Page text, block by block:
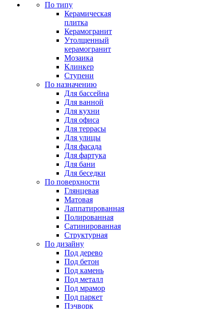
По типу
Керамическая
плитка
Керамогранит
Утолщенный
керамогранит
Мозаика
Клинкер
Ступени
По назначению
Для бассейна
Для ванной
Для кухни
Для офиса
Для террасы
Для улицы
Для фасада
Для фартука
Для бани
Для беседки
По поверхности
Глянцевая
Матовая
Лаппатированная
Полированная
Сатинированная
Структурная
По дизайну
Под дерево
Под бетон
Под камень
Под металл
Под мрамор
Под паркет
Пэчворк